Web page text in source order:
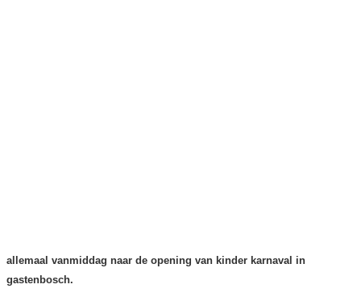
allemaal vanmiddag naar de opening van kinder karnaval in
gastenbosch.